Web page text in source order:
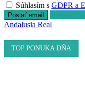
TOP PONUKA DŇA
Súhlasím s GDPR a
Andalusia Real